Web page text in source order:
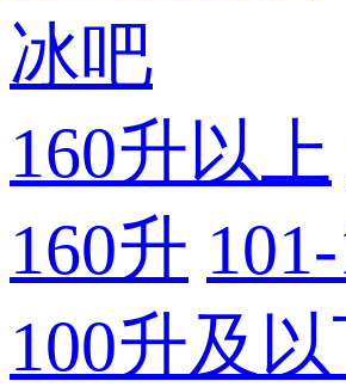
冰吧
160升以上
160升
100升及